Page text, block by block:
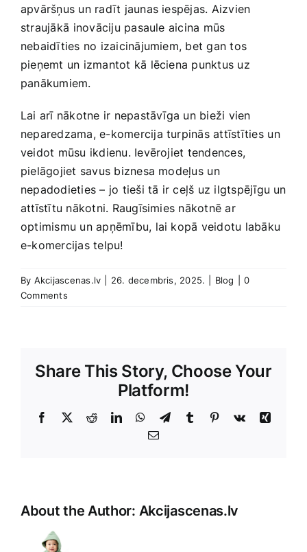
apvāršņus un radīt jaunas iespējas. Aizvien
straujākā⁢ inovāciju pasaule aicina mūs
nebaidīties no izaicinājumiem, bet gan tos
pieņemt un izmantot kā lēciena punktus uz
panākumiem.
Lai arī nākotne ir nepastāvīga un bieži vien
neparedzama, e-komercija turpinās attīstīties⁣ un
veidot mūsu ikdienu. Ievērojiet tendences,
pielāgojiet savus biznesa modeļus⁤ un
nepadodieties – jo tieši tā ir ceļš uz ilgtspējīgu un
attīstītu nākotni. Raugīsimies nākotnē ar
optimismu un apņēmību, lai kopā veidotu labāku
e-komercijas telpu!
By Akcijascenas.lv 26. decembris, 2025. Blog
0
Comments
Share This Story, Choose Your
Platform!
Facebook
X RedditLinkedInWhatsApp
TelegramTumblr Pinterest
Vk
Xing
E-
About the Author: Akcijascenas.lv